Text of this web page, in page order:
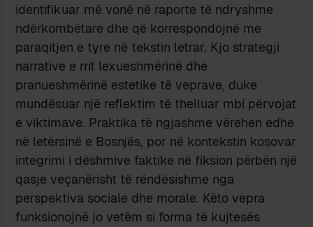
identifikuar më vonë në raporte të ndryshme
ndërkombëtare dhe që korrespondojnë me
paraqitjen e tyre në tekstin letrar. Kjo strategji
narrative e rrit lexueshmërinë dhe
pranueshmërinë estetike të veprave, duke
mundësuar një reflektim të thelluar mbi përvojat
e viktimave. Praktika të ngjashme vërehen edhe
në letërsinë e Bosnjës, por në kontekstin kosovar
integrimi i dëshmive faktike në fiksion përbën një
qasje veçanërisht të rëndësishme nga
perspektiva sociale dhe morale. Këto vepra
funksionojnë jo vetëm si forma të kujtesës